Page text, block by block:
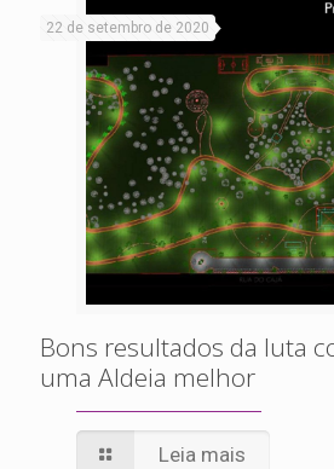
22 de setembro de 2020
Bons resultados da luta
uma Aldeia melhor
Leia mais